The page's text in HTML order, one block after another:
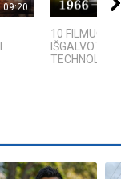
09:20
10 FILMUOSE
IŠGALVOTŲ